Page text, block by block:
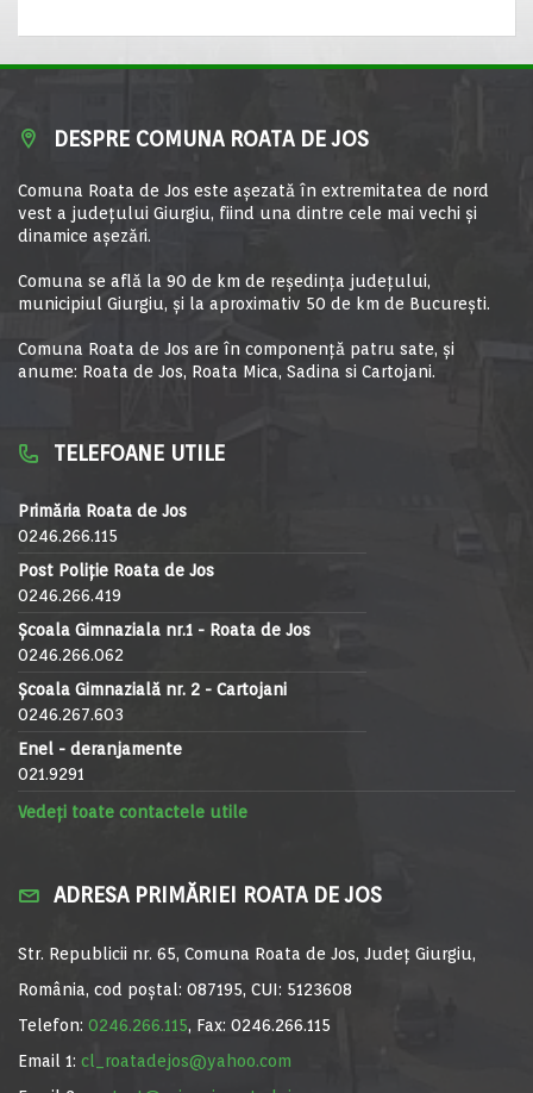
DESPRE COMUNA ROATA DE JOS
Comuna Roata de Jos este aşezată în extremitatea de nord
vest a judeţului Giurgiu, fiind una dintre cele mai vechi şi
dinamice aşezări.
Comuna se află la 90 de km de reşedinţa judeţului,
municipiul Giurgiu, şi la aproximativ 50 de km de Bucureşti.
Comuna Roata de Jos are în componență patru sate, și
anume: Roata de Jos, Roata Mica, Sadina si Cartojani.
TELEFOANE UTILE
Primăria Roata de Jos
0246.266.115
Post Poliție Roata de Jos
0246.266.419
Școala Gimnaziala nr.1 - Roata de Jos
0246.266.062
Școala Gimnazială nr. 2 - Cartojani
0246.267.603
Enel - deranjamente
021.9291
Vedeți toate contactele utile
ADRESA PRIMĂRIEI ROATA DE JOS
Str. Republicii nr. 65, Comuna Roata de Jos, Județ Giurgiu,
România, cod poștal: 087195, CUI: 5123608
Telefon: 0246.266.115, Fax: 0246.266.115
Email 1: cl_roatadejos@yahoo.com